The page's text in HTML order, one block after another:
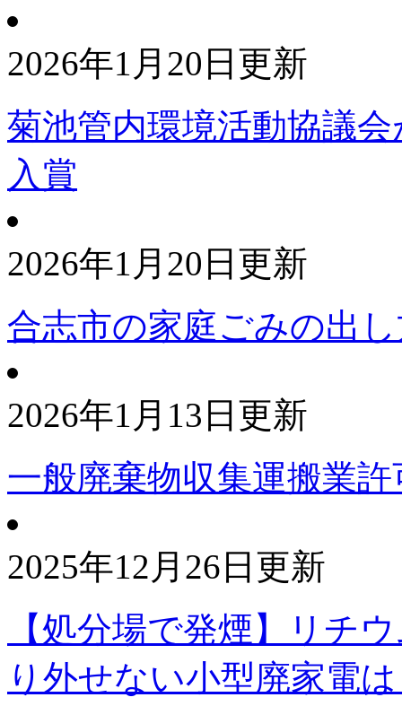
2026年1月20日更新
菊池管内環境活動協議
入賞
2026年1月20日更新
合志市の家庭ごみの出
2026年1月13日更新
一般廃棄物収集運搬業
2025年12月26日更新
【処分場で発煙】リチ
り外せない小型廃家電